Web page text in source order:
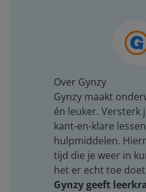
Over Gynzy
Gynzy maakt
én leuker. Versterk
kant-en-klare
hulpmiddelen.
tijd die je weer in
het er echt toe
Gynzy geeft